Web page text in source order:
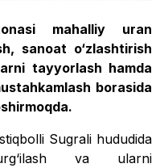
mahalliy uran
sanoat o‘zlashtirish
tayyorlash hamda
borasida
Sugrali hududida
va ularni